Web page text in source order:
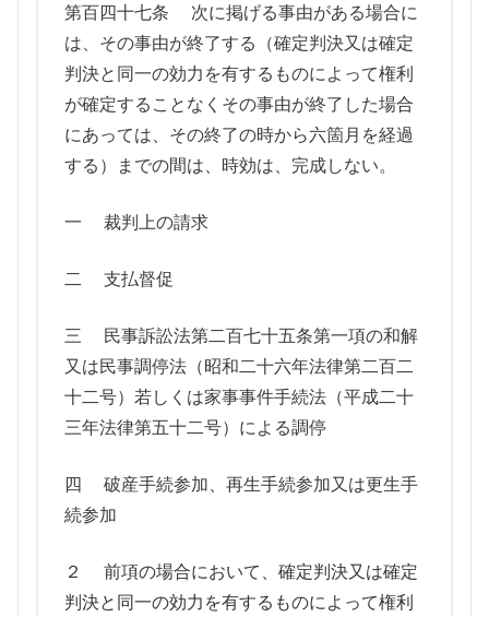
第百四十七条 次に掲げる事由がある場合に
は、その事由が終了する（確定判決又は確定
判決と同一の効力を有するものによって権利
が確定することなくその事由が終了した場合
にあっては、その終了の時から六箇月を経過
する）までの間は、時効は、完成しない。
一 裁判上の請求
二 支払督促
三 民事訴訟法第二百七十五条第一項の和解
又は民事調停法（昭和二十六年法律第二百二
十二号）若しくは家事事件手続法（平成二十
三年法律第五十二号）による調停
四 破産手続参加、再生手続参加又は更生手
続参加
２ 前項の場合において、確定判決又は確定
判決と同一の効力を有するものによって権利